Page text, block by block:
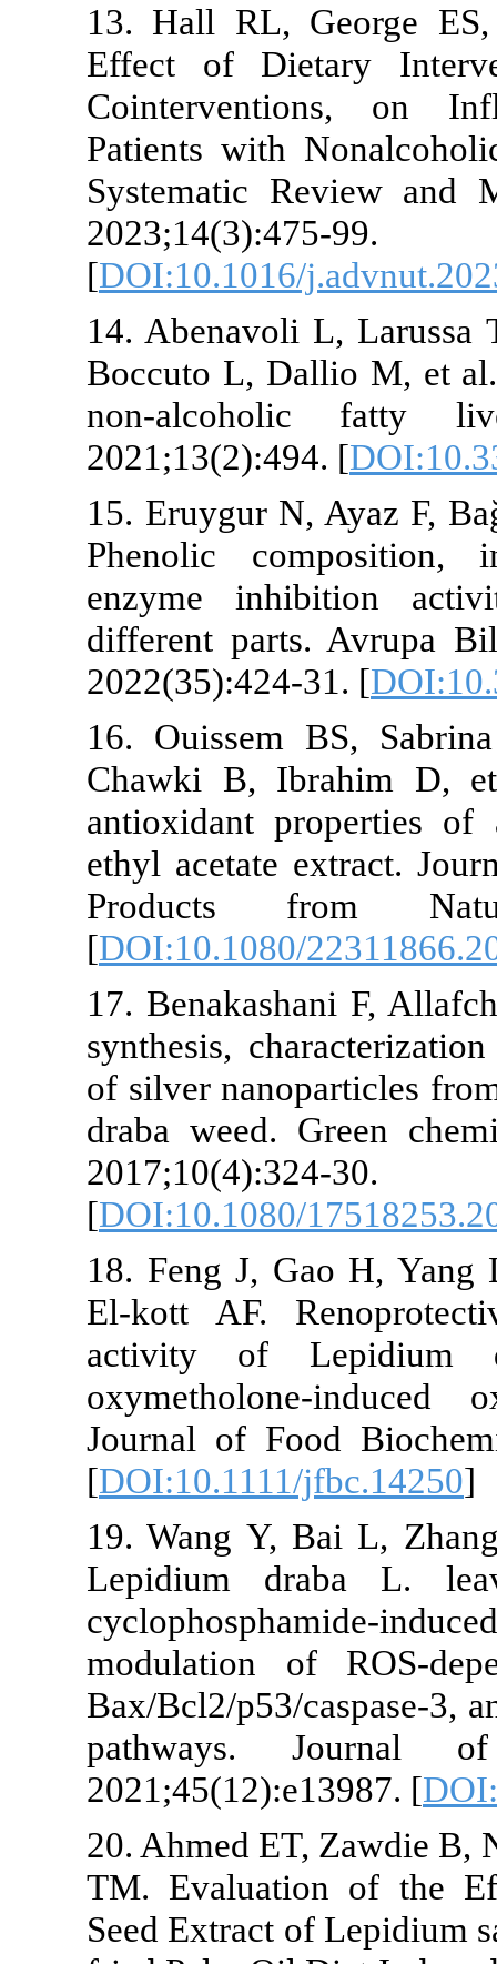
13. Hall RL,
Effect of
Patients
Systematic
[
14.
Boccuto L,
non-
15. Eruygur
Phenolic
enzyme
different
16.
Chawki B,
antioxidant
ethyl
Products
[
17.
synthesis,
of silver
draba
[
18. Feng J,
El‐kott AF.
activity of
Journal of
[
19. Wang
Lepidium
modulation
Bax/Bcl2/
20. Ahmed
TM.
Seed Extract